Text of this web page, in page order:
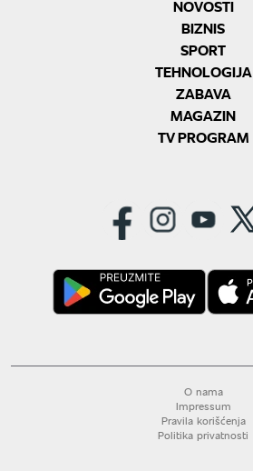
NOVOSTI
BIZNIS
SPORT
TEHNOLOGIJA
ZABAVA
MAGAZIN
TV PROGRAM
O nama
Impressum
Pravila korišćenja
Politika privatnosti